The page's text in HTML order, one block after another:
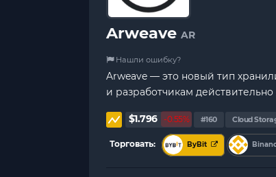
Arweave AR
Нашли ошибку?
Arweave — это новый тип
и разработчикам
$1.796 -0.55% #160 Cloud
Торговать: ByBit